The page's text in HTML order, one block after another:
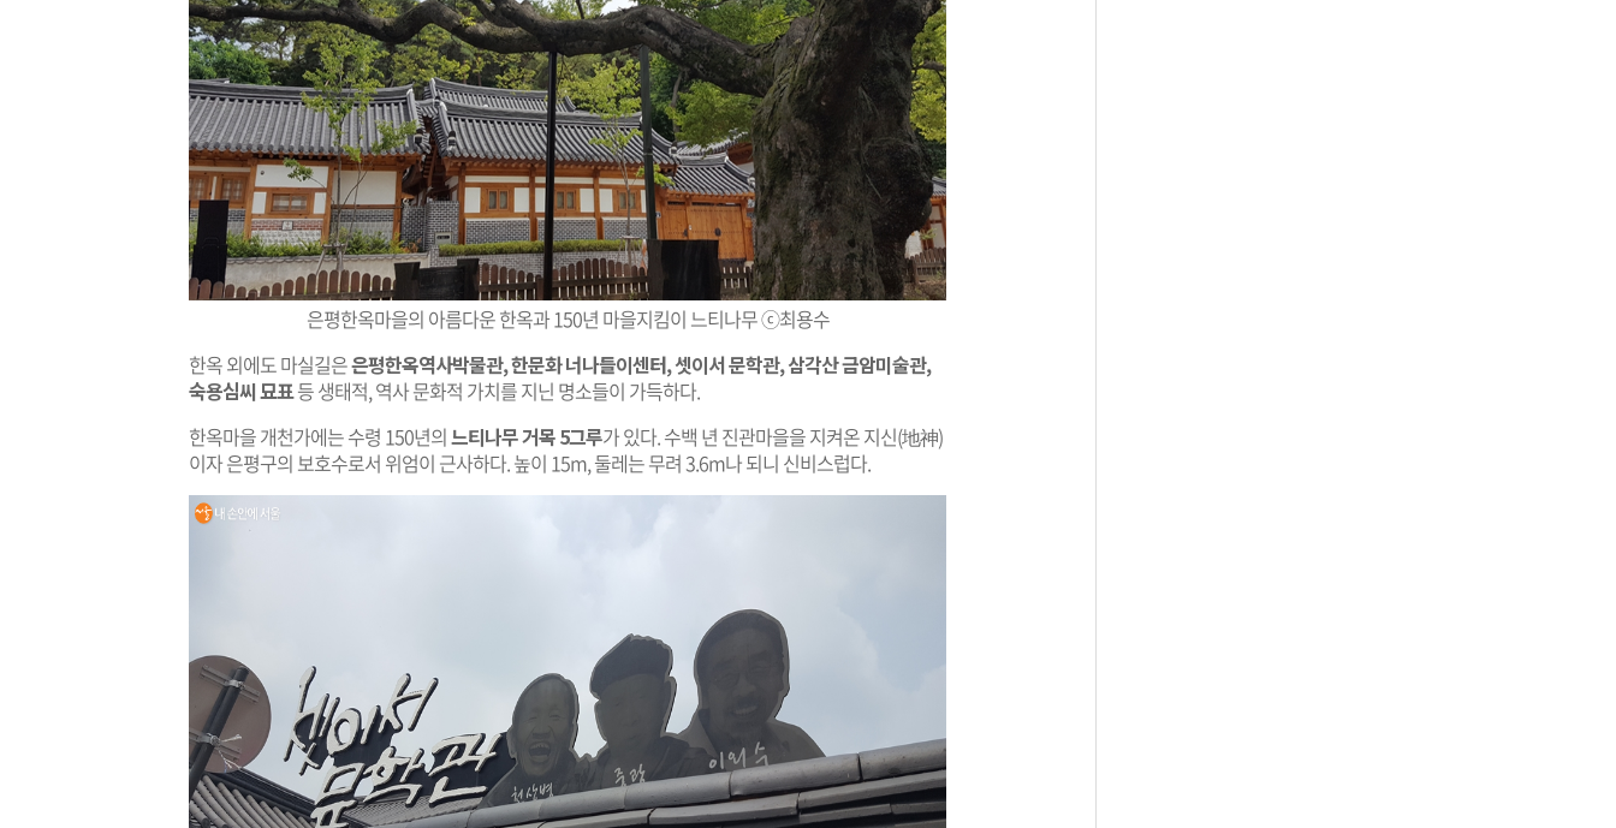
은평한옥마을의 아름다운 한옥과 150년 마을지킴이 느티나무 ⓒ최용수
한옥 외에도 마실길은은평한옥역사박물관, 한문화 너나들이센터, 셋이서 문학관, 삼각산 금암미술관,
숙용심씨 묘표등 생태적, 역사 문화적 가치를 지닌 명소들이 가득하다.
한옥마을 개천가에는 수령 150년의느티나무 거목 5그루가 있다. 수백 년 진관마을을 지켜온 지신(地神)
이자 은평구의 보호수로서 위엄이 근사하다. 높이 15m, 둘레는 무려 3.6m나 되니 신비스럽다.